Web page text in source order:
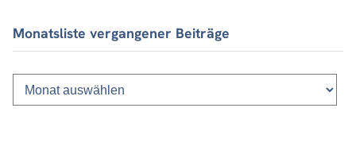
Monatsliste vergangener Beiträge
Monatsliste
vergangener
Beiträge